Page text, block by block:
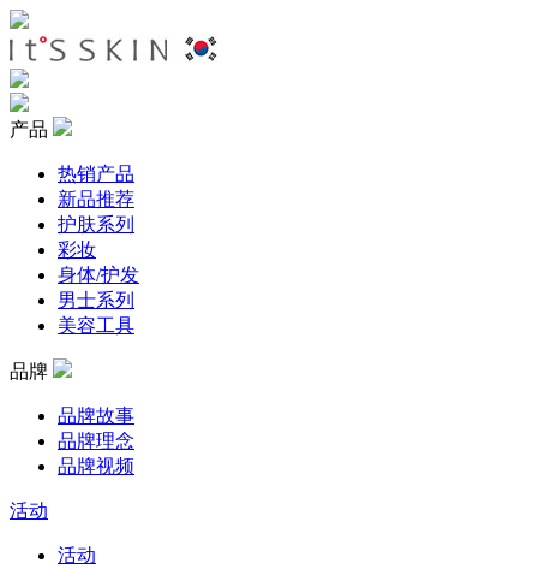
产品
热销产品
新品推荐
护肤系列
彩妆
身体/护发
男士系列
美容工具
品牌
品牌故事
品牌理念
品牌视频
活动
活动